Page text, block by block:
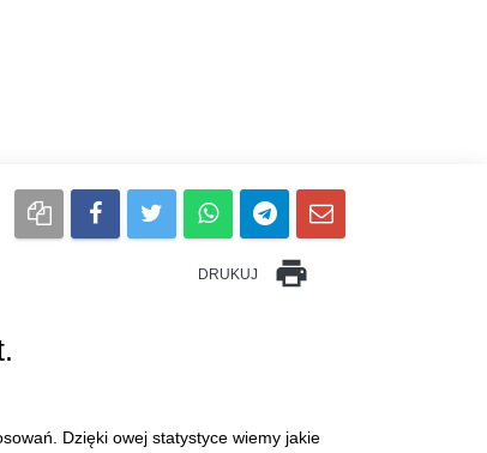
DRUKUJ print
Dzięki owej statystyce wiemy jakie